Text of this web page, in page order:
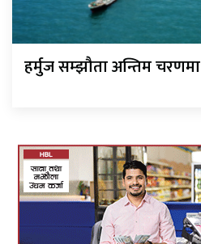
हर्मुज सम्झौता अन्तिम चरणमा